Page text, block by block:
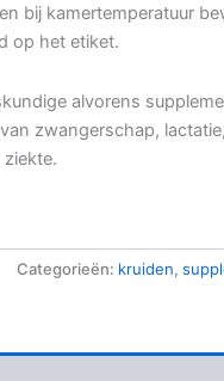
bij kamertemperatuur
op het etiket.
alvorens
zwangerschap, lactatie,
Categorieën: kruiden,